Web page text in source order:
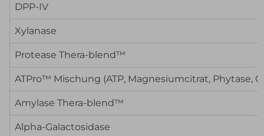
DPP-IV
Xylanase
Protease Thera-blend™
ATPro™ Mischung (ATP, Magnesiumcitrat, Phytase,
Amylase Thera-blend™
Alpha-Galactosidase